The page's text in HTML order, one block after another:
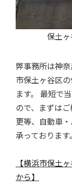
保土ヶ谷
弊事務所は神
市保土ヶ谷区
ます。 最短で
ので、まずは
更等、自動車
承っております。
【横浜市保土
から】